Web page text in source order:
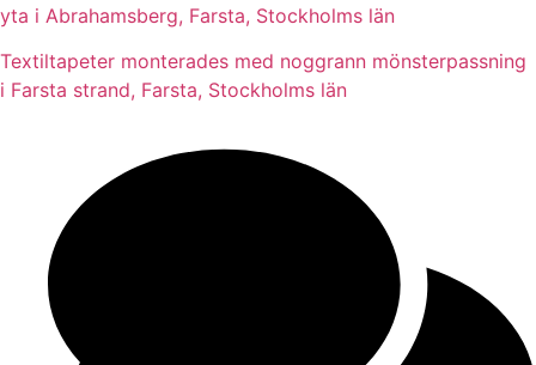
yta i Abrahamsberg, Farsta, Stockholms län
Textiltapeter monterades med noggrann mönsterpassning
i Farsta strand, Farsta, Stockholms län